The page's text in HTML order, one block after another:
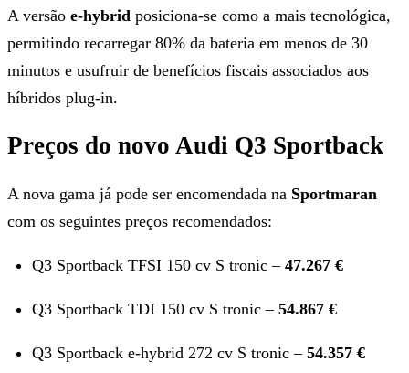
A versão e-hybrid posiciona-se como a mais tecnológica,
permitindo recarregar 80% da bateria em menos de 30
minutos e usufruir de benefícios fiscais associados aos
híbridos plug-in.
Preços do novo Audi Q3 Sportback
A nova gama já pode ser encomendada na Sportmaran
com os seguintes preços recomendados:
Q3 Sportback TFSI 150 cv S tronic – 47.267 €
Q3 Sportback TDI 150 cv S tronic – 54.867 €
Q3 Sportback e-hybrid 272 cv S tronic – 54.357 €